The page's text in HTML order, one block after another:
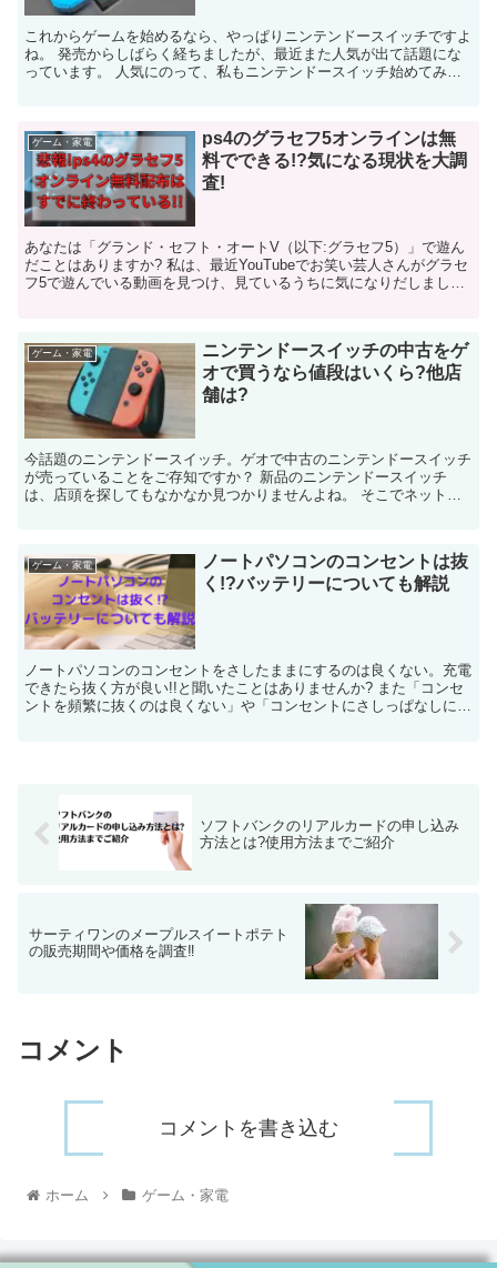
これからゲームを始めるなら、やっぱりニンテンドースイッチですよ
ね。 発売からしばらく経ちましたが、最近また人気が出て話題にな
っています。 人気にのって、私もニンテンドースイッチ始めてみよ
ゲーム・家電
ps4のグラセフ5オンラインは無
料でできる!?気になる現状を大調
査!
あなたは「グランド・セフト・オートV（以下:グラセフ5）」で遊ん
だことはありますか? 私は、最近YouTubeでお笑い芸人さんがグラセ
フ5で遊んでいる動画を見つけ、見ているうちに気になりだしまし
ゲーム・家電
ニンテンドースイッチの中古をゲ
オで買うなら値段はいくら?他店
舗は?
今話題のニンテンドースイッチ。ゲオで中古のニンテンドースイッチ
が売っていることをご存知ですか？ 新品のニンテンドースイッチ
は、店頭を探してもなかなか見つかりませんよね。 そこでネット通
ゲーム・家電
ノートパソコンのコンセントは抜
く!?バッテリーについても解説
ノートパソコンのコンセントをさしたままにするのは良くない。充電
できたら抜く方が良い!!と聞いたことはありませんか? また「コンセ
ントを頻繁に抜くのは良くない」や「コンセントにさしっぱなしにす
ソフトバンクのリアルカードの申し込み
方法とは?使用方法までご紹介
サーティワンのメープルスイートポテト
の販売期間や価格を調査‼
コメント
コメントを書き込む
ホーム ゲーム・家電